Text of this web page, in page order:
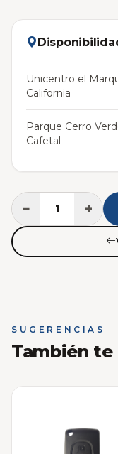
Unicentro el
California
Parque Cerro
Cafetal
− +
SUGERENCIAS
También